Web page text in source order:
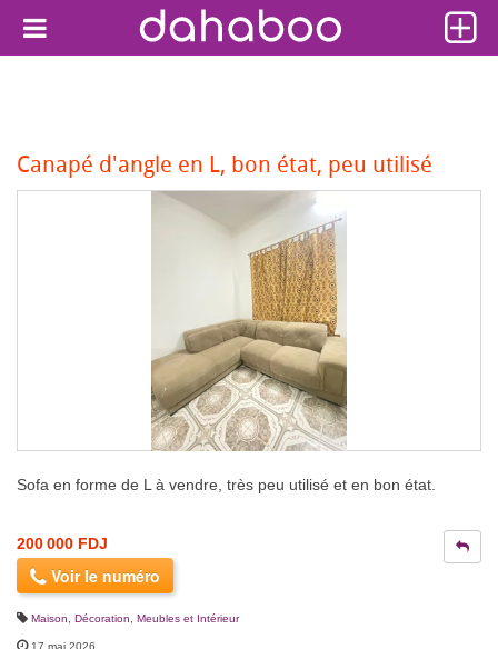
Canapé d'angle en L, bon état, peu utilisé
Sofa en forme de L à vendre, très peu utilisé et en bon état.
200 000 FDJ
Voir le numéro
Maison, Décoration Meubles et Intérieur
17 mai 2026